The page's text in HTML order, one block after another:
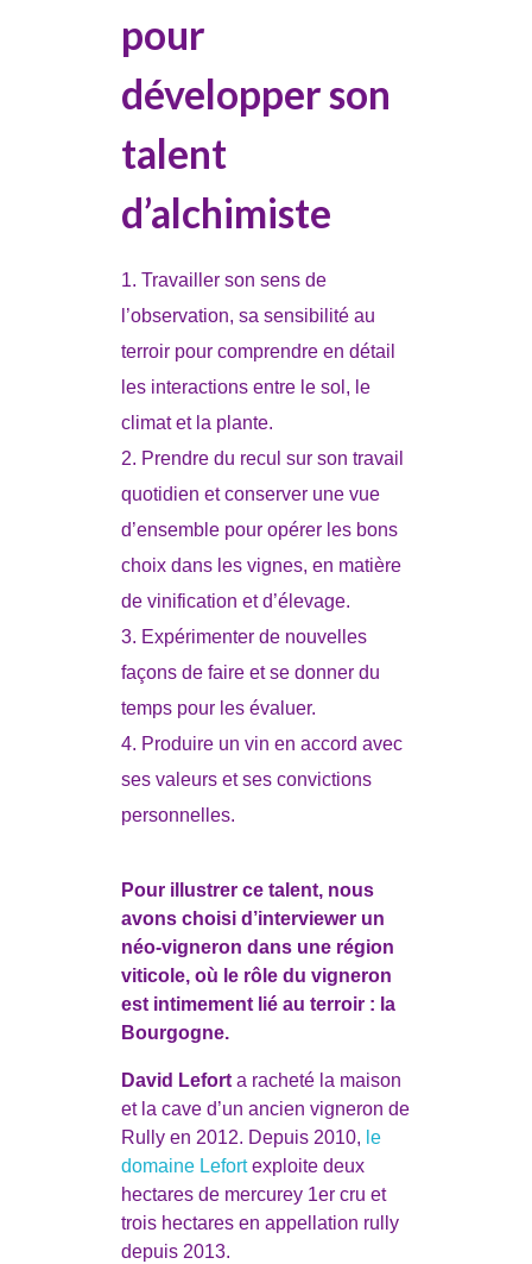
pour
développer son
talent
d’alchimiste
Travailler son sens de
l’observation, sa sensibilité au
terroir pour comprendre en détail
les interactions entre le sol, le
climat et la plante.
Prendre du recul sur son travail
quotidien et conserver une vue
d’ensemble pour opérer les bons
choix dans les vignes, en matière
de vinification et d’élevage.
Expérimenter de nouvelles
façons de faire et se donner du
temps pour les évaluer.
Produire un vin en accord avec
ses valeurs et ses convictions
personnelles.
Pour illustrer ce talent, nous
avons choisi d’interviewer un
néo-vigneron dans une région
viticole, où le rôle du vigneron
est intimement lié au terroir : la
Bourgogne.
David Leforta racheté la maison
et la cave d’un ancien vigneron de
Rully en 2012. Depuis 2010, le
domaine Lefortexploite deux
hectares de mercurey 1er cru et
trois hectares en appellation rully
depuis 2013.